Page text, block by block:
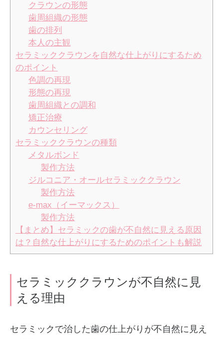
クラウンの形態
歯周組織の形態
歯の排列
本人の主観
セラミッククラウンを自然な仕上がりにするため
のポイント
色調の再現
形態の再現
歯周組織との調和
矯正治療
カウンセリング
セラミッククラウンの種類
メタルボンド
製作方法
ジルコニア・オールセラミッククラウン
製作方法
e-max（イーマックス）
製作方法
【まとめ】セラミックの歯が不自然に見える原因
は？自然な仕上がりにするためのポイントも解説
セラミッククラウンが不自然に見
える理由
セラミックで治した歯の仕上がりが不自然に見え